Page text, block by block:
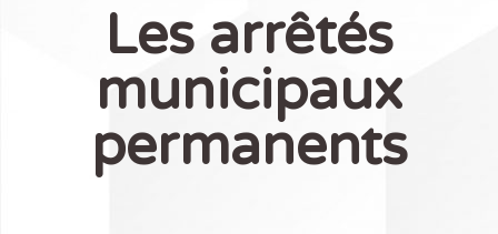
Les arrêtés
municipaux
permanents